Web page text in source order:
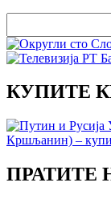
КУПИТЕ
ПРАТИТЕ